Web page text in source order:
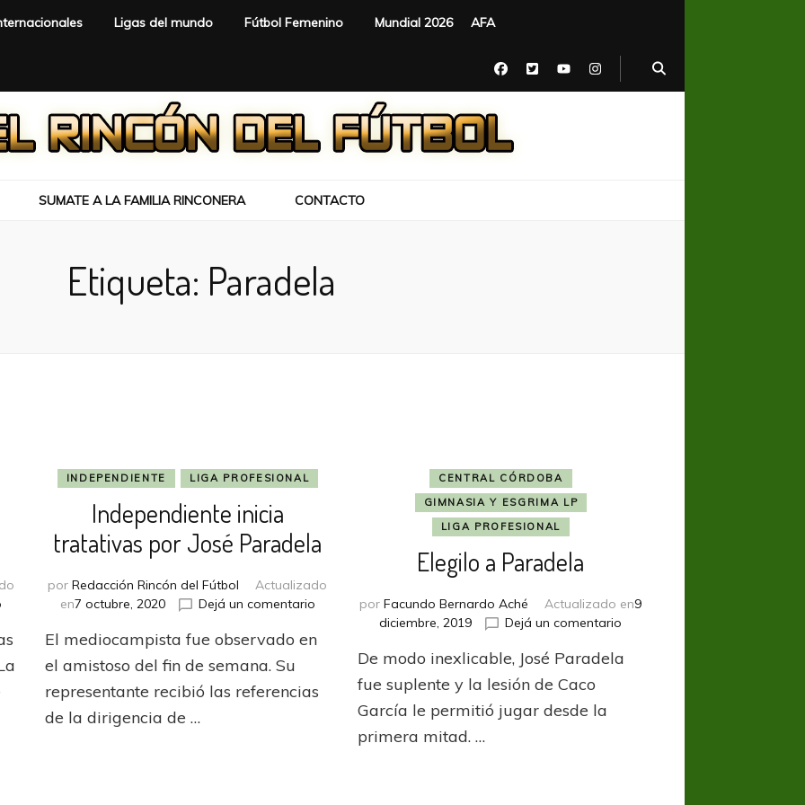
Ligas del mundo Fútbol Femenino Mundial 2026 AFA
SUMATE A LA FAMILIA RINCONERA CONTACTO
Etiqueta: Paradela
en
ofertó
por
Paradela
INDEPENDIENTE LIGA PROFESIONAL
Independiente inicia
tratativas por José Paradela
porRedacción Rincón del Fútbol
Actualizado
en7 octubre, 2020 Dejá un comentarioen
Independiente
inicia
tratativas
José
Paradela
El mediocampista fue observado en
el amistoso del fin de semana. Su
representante recibió las referencias
de la dirigencia de …
CENTRAL CÓRDOBA
GIMNASIA Y ESGRIMA LP
LIGA PROFESIONAL
Elegilo a Paradela
porFacundo Bernardo Aché Actualizado en9
diciembre, 2019
Dejá un comentario
a
De modo inexlicable, José Paradela
fue suplente y la lesión de Caco
García le permitió jugar desde la
primera mitad. …